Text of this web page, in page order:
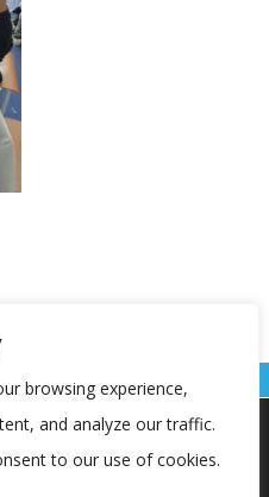
browsing experience,
and analyze our traffic.
to our use of cookies.
pružili najbolje iskustvo na
ili opcije za